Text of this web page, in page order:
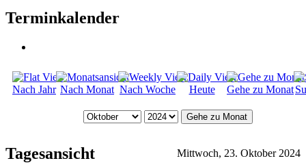
Terminkalender
Nach Jahr Nach Monat Nach Woche Heute Gehe zu Monat
Gehe zu Monat
Tagesansicht Mittwoch, 23. Oktober 2024